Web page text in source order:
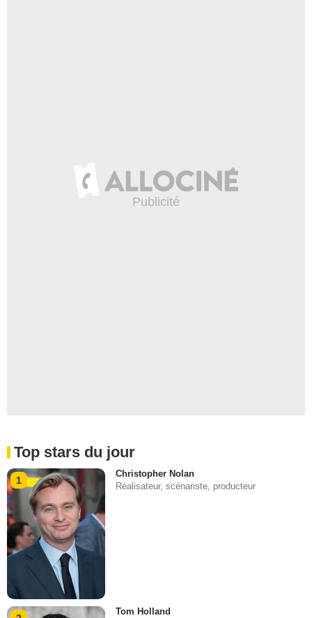
Top stars du jour
1
Christopher Nolan
Réalisateur, scénariste, producteur
Tom Holland